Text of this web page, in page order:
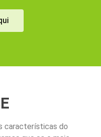
características do